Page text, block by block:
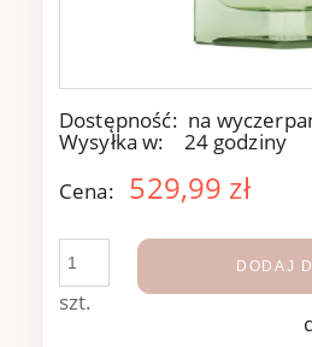
Dostępność: na
Wysyłka w:
24 godziny
Cena:
529,99 zł
szt.
DODAJ